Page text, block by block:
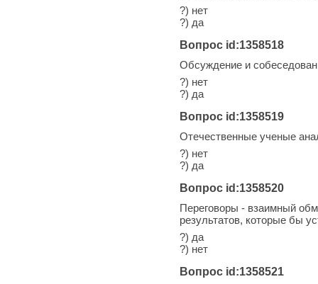
?) нет
?) да
Вопрос id:1358518
Обсуждение и
?) нет
?) да
Вопрос id:1358519
Отечественные ученые
?) нет
?) да
Вопрос id:1358520
Переговоры - взаимный
результатов, которые бы
?) да
?) нет
Вопрос id:1358521